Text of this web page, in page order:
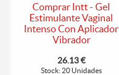
Comprar Intt - Gel
Estimulante Vaginal
Intenso Con Aplicador
Vibrador
26.13 €
Stock: 20 Unidades